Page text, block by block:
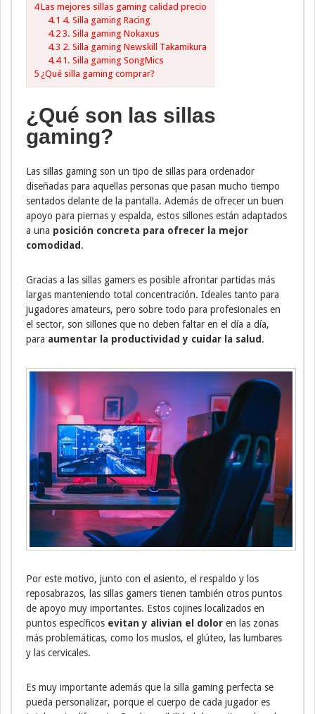
4Las mejores sillas gaming calidad precio
4.1 4. Silla gaming Racing
4.23. Silla gaming Nokaxus
4.3 2. Silla gaming Newskill Takamikura
4.41. Silla gaming SongMics
5 ¿Qué silla gaming comprar?
¿Qué son las sillas
gaming?
Las sillas gaming son un tipo de sillas para ordenador
diseñadas para aquellas personas que pasan mucho tiempo
sentados delante de la pantalla. Además de ofrecer un buen
apoyo para piernas y espalda, estos sillones están adaptados
a una posición concreta para ofrecer la mejor
comodidad.
Gracias a las sillas gamers es posible afrontar partidas más
largas manteniendo total concentración. Ideales tanto para
jugadores amateurs, pero sobre todo para profesionales en
el sector, son sillones que no deben faltar en el día a día,
para aumentar la productividad y cuidar la salud.
Por este motivo, junto con el asiento, el respaldo y los
reposabrazos, las sillas gamers tienen también otros puntos
de apoyo muy importantes. Estos cojines localizados en
puntos específicos evitan y alivian el dolor en las zonas
más problemáticas, como los muslos, el glúteo, las lumbares
y las cervicales.
Es muy importante además que la silla gaming perfecta se
pueda personalizar, porque el cuerpo de cada jugador es